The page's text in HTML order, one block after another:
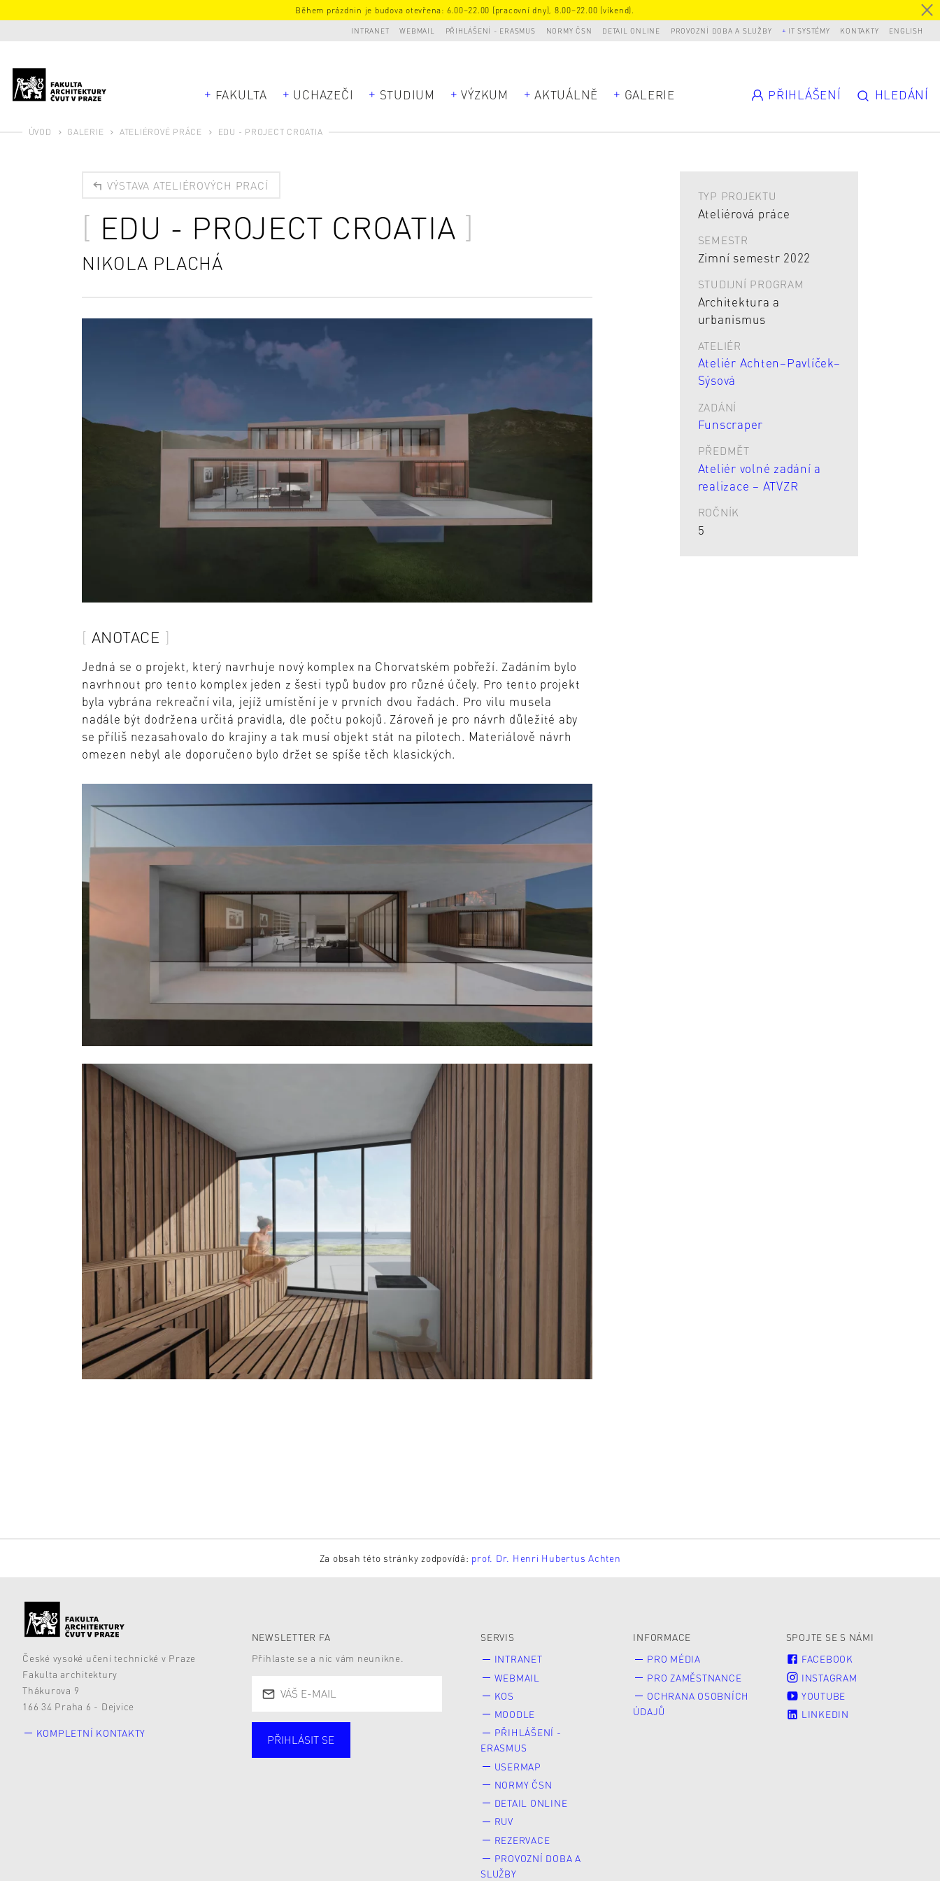
Během prázdnin je budova otevřena: 6.00–22.00 (pracovní dny), 8.00–22.00 (víkend).
INTRANET WEBMAIL PŘIHLÁŠENÍ - ERASMUS NORMY ČSN DETAIL ONLINE PROVOZNÍ DOBA A SLUŽBY IT SYSTÉMY KONTAKTY ENGLISH
FAKULTA UCHAZEČI STUDIUM VÝZKUM AKTUÁLNĚ GALERIE PŘIHLÁŠENÍ HLEDÁNÍ
ÚVOD GALERIE ATELIÉROVÉ PRÁCE EDU - PROJECT CROATIA
VÝSTAVA ATELIÉROVÝCH PRACÍ
EDU - PROJECT CROATIA
NIKOLA PLACHÁ
ANOTACE
Jedná se o projekt, který navrhuje nový komplex na Chorvatském pobřeží. Zadáním bylo
navrhnout pro tento komplex jeden z šesti typů budov pro různé účely. Pro tento projekt
byla vybrána rekreační vila, jejíž umístění je v prvních dvou řadách. Pro vilu musela
nadále být dodržena určitá pravidla, dle počtu pokojů. Zároveň je pro návrh důležité aby
se příliš nezasahovalo do krajiny a tak musí objekt stát na pilotech. Materiálově návrh
omezen nebyl ale doporučeno bylo držet se spíše těch klasických.
TYP PROJEKTU
Ateliérová práce
SEMESTR
Zimní semestr 2022
STUDIJNÍ PROGRAM
Architektura a
urbanismus
ATELIÉR
Ateliér Achten–Pavlíček–
Sýsová
ZADÁNÍ
Funscraper
PŘEDMĚT
Ateliér volné zadání a
realizace – ATVZR
ROČNÍK
5
Za obsah této stránky zodpovídá: prof. Dr. Henri Hubertus Achten
České vysoké učení technické v Praze
Fakulta architektury
Thákurova 9
166 34 Praha 6 - Dejvice
KOMPLETNÍ KONTAKTY
NEWSLETTER FA
Přihlaste se a nic vám neunikne.
PŘIHLÁSIT SE
SERVIS
INTRANET
WEBMAIL
KOS
MOODLE
PŘIHLÁŠENÍ -
ERASMUS
USERMAP
NORMY ČSN
DETAIL ONLINE
RUV
REZERVACE
PROVOZNÍ DOBA A
SLUŽBY
INFORMACE
PRO MÉDIA
PRO ZAMĚSTNANCE
OCHRANA OSOBNÍCH
ÚDAJŮ
SPOJTE SE S NÁMI
FACEBOOK
INSTAGRAM
YOUTUBE
LINKEDIN